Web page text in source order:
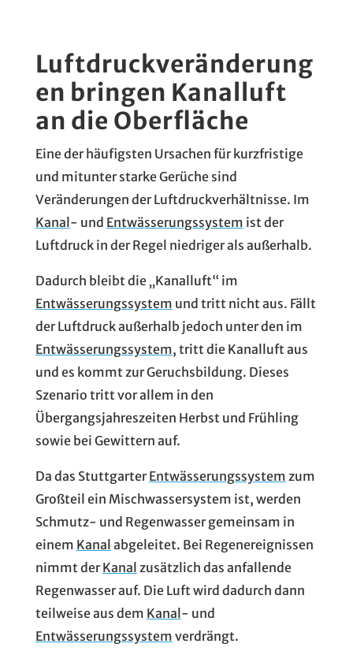
Luftdruckveränderung
en bringen Kanalluft
an die Oberfläche
Eine der häufigsten Ursachen für kurzfristige
und mitunter starke Gerüche sind
Veränderungen der Luftdruckverhältnisse. Im
Kanal - und Entwässerungssystem ist der
Luftdruck in der Regel niedriger als außerhalb.
Dadurch bleibt die „Kanalluft“ im
Entwässerungssystem und tritt nicht aus. Fällt
der Luftdruck außerhalb jedoch unter den im
Entwässerungssystem, tritt die Kanalluft aus
und es kommt zur Geruchsbildung. Dieses
Szenario tritt vor allem in den
Übergangsjahreszeiten Herbst und Frühling
sowie bei Gewittern auf.
Da das StuttgarterEntwässerungssystem zum
Großteil ein Mischwassersystem ist, werden
Schmutz- und Regenwasser gemeinsam in
einem Kanal abgeleitet. Bei Regenereignissen
nimmt derKanal zusätzlich das anfallende
Regenwasser auf. Die Luft wird dadurch dann
teilweise aus dem Kanal - und
Entwässerungssystem verdrängt.